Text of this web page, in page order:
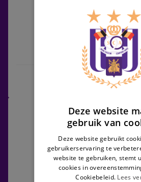
KVC Westerlo
13/03/2027 -
Jupiler Pro
Anderlecht
Deze website
gebruik van
Deze website gebruikt
gebruikerservaring te
website te gebruiken, stemt
cookies in
Cookiebeleid. Lees